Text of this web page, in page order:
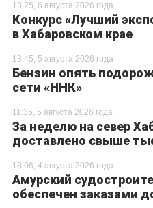
13:25, 6 августа 2026 года
Конкурс «Лучший
в Хабаровском крае
13:45, 5 августа 2026 года
Бензин опять
сети «ННК»
11:35, 5 августа 2026 года
За неделю на север
доставлено свыше
18:06, 4 августа 2026 года
Амурский
обеспечен заказами